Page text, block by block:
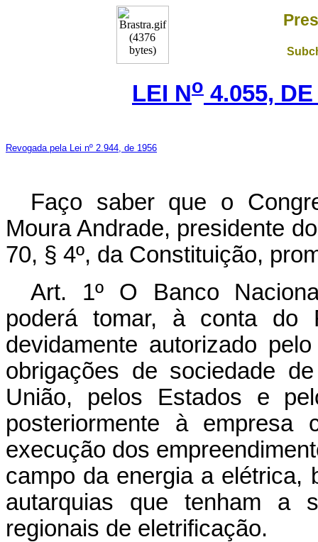
LEI No 4.055,
Revogada pela Lei nº 2.944, de 1956
Faço saber que o
Moura Andrade, presidente
70, § 4º, da Constituição,
Art. 1º O Banco
poderá tomar, à conta do
devidamente autorizado
obrigações de sociedade
União, pelos Estados e
posteriormente à empresa
execução dos
campo da energia a elétrica,
autarquias que tenham a
regionais de eletrificação.